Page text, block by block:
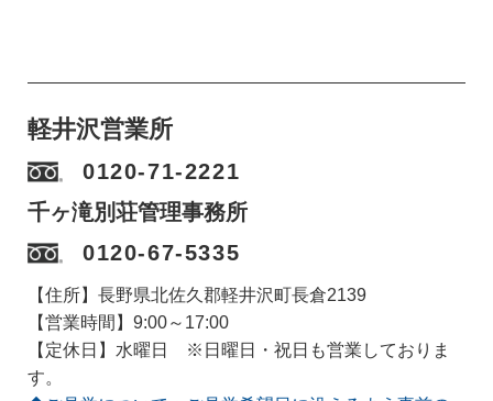
軽井沢営業所
0120-71-2221
千ヶ滝別荘管理事務所
0120-67-5335
【住所】長野県北佐久郡軽井沢町長倉2139
【営業時間】9:00～17:00
【定休日】水曜日 ※日曜日・祝日も営業しておりま
す。